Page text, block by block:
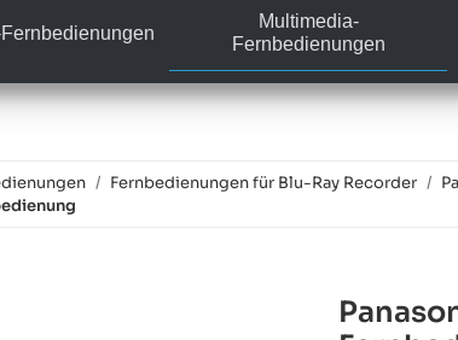
Multimedia-
Fernbedienungen
Fernbedienungen für Blu-Ray Recorder